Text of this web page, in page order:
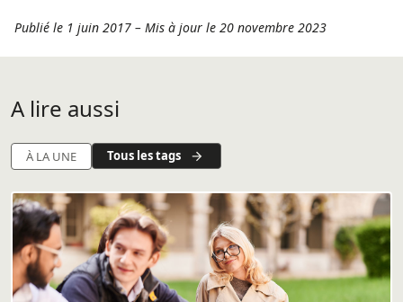
Publié le 1 juin 2017 – Mis à jour le 20 novembre 2023
A lire aussi
À LA UNE Tous les tags